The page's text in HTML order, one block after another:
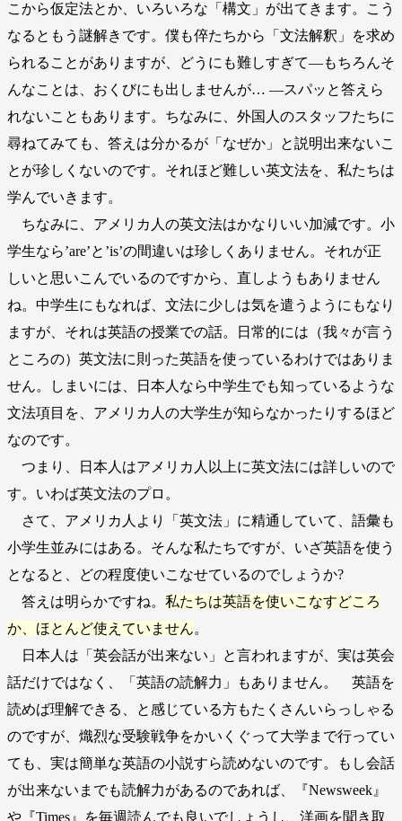
こから仮定法とか、いろいろな「構文」が出てきます。こう
なるともう謎解きです。僕も倅たちから「文法解釈」を求め
られることがありますが、どうにも難しすぎて―もちろんそ
んなことは、おくびにも出しませんが… ―スパッと答えら
れないこともあります。ちなみに、外国人のスタッフたちに
尋ねてみても、答えは分かるが「なぜか」と説明出来ないこ
とが珍しくないのです。それほど難しい英文法を、私たちは
学んでいきます。
ちなみに、アメリカ人の英文法はかなりいい加減です。小
学生なら’are’と’is’の間違いは珍しくありません。それが正
しいと思いこんでいるのですから、直しようもありません
ね。中学生にもなれば、文法に少しは気を遣うようにもなり
ますが、それは英語の授業での話。日常的には（我々が言う
ところの）英文法に則った英語を使っているわけではありま
せん。しまいには、日本人なら中学生でも知っているような
文法項目を、アメリカ人の大学生が知らなかったりするほど
なのです。
つまり、日本人はアメリカ人以上に英文法には詳しいので
す。いわば英文法のプロ。
さて、アメリカ人より「英文法」に精通していて、語彙も
小学生並みにはある。そんな私たちですが、いざ英語を使う
となると、どの程度使いこなせているのでしょうか?
答えは明らかですね。 私たちは英語を使いこなすどころ
か、ほとんど使えていません。
日本人は「英会話が出来ない」と言われますが、実は英会
話だけではなく、「英語の読解力」もありません。 英語を
読めば理解できる、と感じている方もたくさんいらっしゃる
のですが、熾烈な受験戦争をかいくぐって大学まで行ってい
ても、実は簡単な英語の小説すら読めないのです。もし会話
が出来ないまでも読解力があるのであれば、『Newsweek』
や『Times』を毎週読んでも良いでしょうし、洋画を聞き取